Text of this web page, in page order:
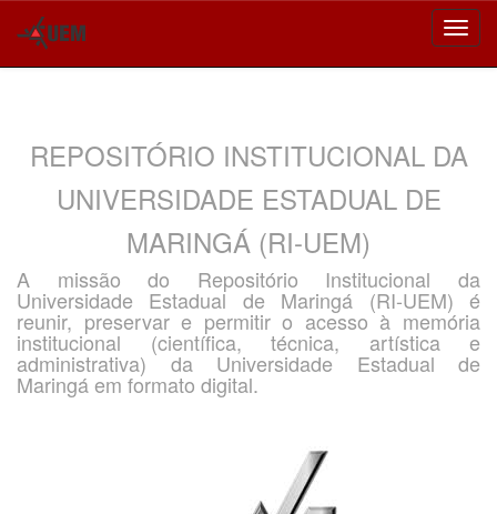
REPOSITÓRIO INSTITUCIONAL DA
UNIVERSIDADE ESTADUAL DE
MARINGÁ (RI-UEM)
A missão do Repositório Institucional da
Universidade Estadual de Maringá (RI-UEM) é
reunir, preservar e permitir o acesso à memória
institucional (científica, técnica, artística e
administrativa) da Universidade Estadual de
Maringá em formato digital.